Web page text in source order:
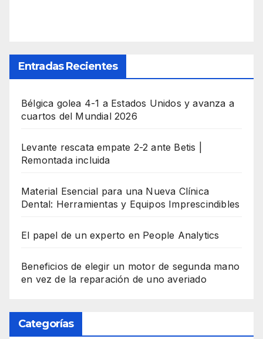
Entradas Recientes
Bélgica golea 4-1 a Estados Unidos y avanza a
cuartos del Mundial 2026
Levante rescata empate 2-2 ante Betis |
Remontada incluida
Material Esencial para una Nueva Clínica
Dental: Herramientas y Equipos Imprescindibles
El papel de un experto en People Analytics
Beneficios de elegir un motor de segunda mano
en vez de la reparación de uno averiado
Categorías